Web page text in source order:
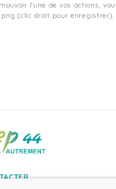
l'une de vos actions,
(clic droit pour enregistrer).